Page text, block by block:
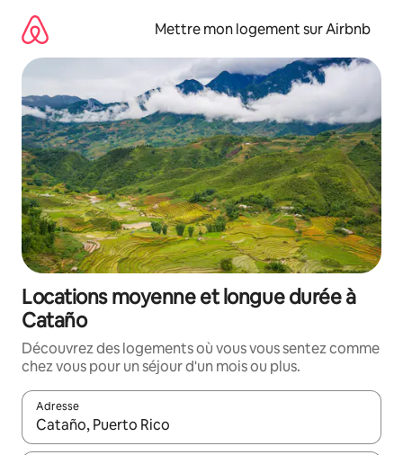
directement
contenu
Mettre mon logement sur Airbnb
Locations moyenne et longue durée à
Cataño
Découvrez des logements où vous vous sentez comme
chez vous pour un séjour d'un mois ou plus.
Adresse
Lorsque les résultats s'affichent, utilisez les flèches vers le